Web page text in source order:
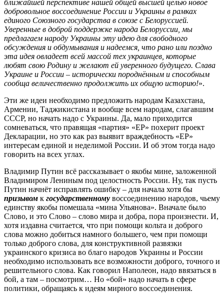
ближайшей перспективе нашей общей высшей целью новое
добровольное воссоединение России и Украины в рамках
единого Союзного государства в союзе с Белоруссией.
Уверенные в доброй поддержке народа Белоруссии, мы
предлагаем народу Украины эту идею для свободного
обсуждения и обдумывания и надеемся, что рано или поздно
эта идея овладеет всей массой тех украинцев, которые
любят свою Родину и желают ей уверенного будущего. Слава
Украине и России – исторически породнённым и способным
сообща величественно продолжить их общую историю!».
Эти же идеи необходимо предложить народам Казахстана,
Армении, Таджикистана и вообще всем народам, слагавшим
СССР, но начать надо с Украины. Да, мало приходится
сомневаться, что правящая «партия» «ЕР» похерит проект
Декларации, но это как раз выявит враждебность «ЕР»
интересам единой и неделимой России. И об этом тогда надо
говорить на всех углах.
Владимир Путин всё рассказывает о якобы мине, заложенной
Владимиром Лениным под целостность России. Ну, так пусть
Путин начнёт исправлять ошибку – для начала хотя бы
призывом к государственному воссоединению народов, чьему
единству якобы помешала «мина Ульянова». Вначале было
Слово, и это Слово – слово мира и добра, пора произнести. И,
хотя издавна считается, что при помощи кольта и доброго
слова можно добиться намного большего, чем при помощи
только доброго слова, для конструктивной развязки
украинского кризиса во благо народов Украины и России
необходимо использовать все возможности доброго, точного и
решительного слова. Как говорил Наполеон, надо ввязаться в
бой, а там – посмотрим… Но «бой» надо начать в сфере
политики, обращаясь к идеям мирного воссоединения.